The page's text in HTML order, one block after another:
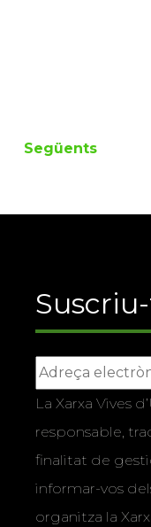
Següents
La Xarxa Vives
responsable,
finalitat de
informar-vos
organitza la